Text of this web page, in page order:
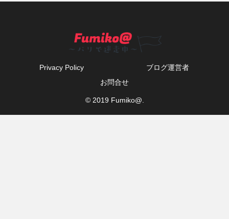
Privacy Policy
ブログ運営者
お問合せ
© 2019 Fumiko@.